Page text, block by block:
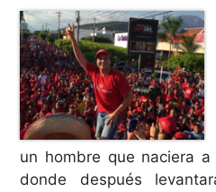
un hombre que naciera
donde después